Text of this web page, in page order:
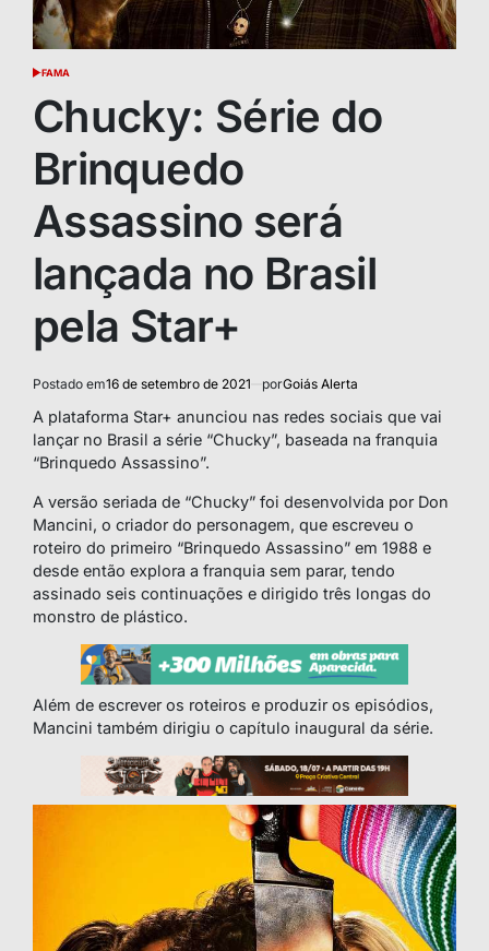
POSTED
FAMA
Chucky: Série do
Brinquedo
Assassino será
lançada no Brasil
pela Star+
Postado em16 de setembro de 2021 porGoiás Alerta
A plataforma Star+ anunciou nas redes sociais que vai
lançar no Brasil a série “Chucky”, baseada na franquia
“Brinquedo Assassino”.
A versão seriada de “Chucky” foi desenvolvida por Don
Mancini, o criador do personagem, que escreveu o
roteiro do primeiro “Brinquedo Assassino” em 1988 e
desde então explora a franquia sem parar, tendo
assinado seis continuações e dirigido três longas do
monstro de plástico.
Além de escrever os roteiros e produzir os episódios,
Mancini também dirigiu o capítulo inaugural da série.